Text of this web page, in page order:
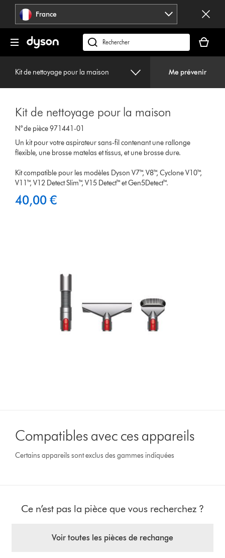
Sauter
pages
France
Rechercher
des
produits
panier
est
Kit de nettoyage pour la maison Me prévenir
Kit de nettoyage pour la maison
N° de pièce 971441-01
Un kit pour votre aspirateur sans-fil contenant une rallonge
flexible, une brosse matelas et tissus, et une brosse dure.
Kit compatible pour les modèles Dyson V7™, V8™, Cyclone V10™,
V11™, V12 Detect Slim™, V15 Detect™ et Gen5Detect™.
40,00 €
Compatibles avec ces appareils
Certains appareils sont exclus des gammes indiquées
Ce n’est pas la pièce que vous recherchez ?
Voir toutes les pièces de rechange